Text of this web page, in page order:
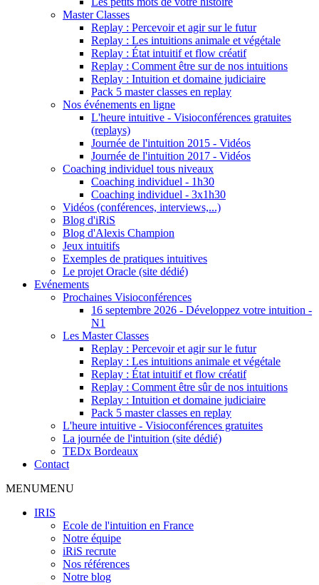
Master Classes
Replay : Percevoir et agir sur le futur
Replay : Les intuitions animale et végétale
Replay : État intuitif et flow créatif
Replay : Comment être sur de nos intuitions
Replay : Intuition et domaine judiciaire
Pack 5 master classes en replay
Nos événements en ligne
L'heure intuitive - Visioconférences gratuites
(replays)
Journée de l'intuition 2015 - Vidéos
Journée de l'intuition 2017 - Vidéos
Coaching individuel tous niveaux
Coaching individuel - 1h30
Coaching individuel - 3x1h30
Vidéos (conférences, interviews,...)
Blog d'iRiS
Blog d'Alexis Champion
Jeux intuitifs
Exemples de pratiques intuitives
Le projet Oracle (site dédié)
Evénements
Prochaines Visioconférences
16 septembre 2026 - Développez votre intuition -
N1
Les Master Classes
Replay : Percevoir et agir sur le futur
Replay : Les intuitions animale et végétale
Replay : État intuitif et flow créatif
Replay : Comment être sûr de nos intuitions
Replay : Intuition et domaine judiciaire
Pack 5 master classes en replay
L'heure intuitive - Visioconférences gratuites
La journée de l'intuition (site dédié)
TEDx Bordeaux
Contact
MENUMENU
IRIS
Ecole de l'intuition en France
Notre équipe
iRiS recrute
Nos références
Notre blog